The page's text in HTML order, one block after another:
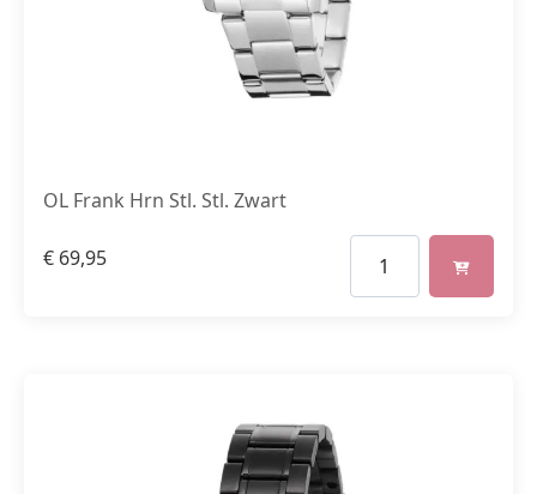
OL Frank Hrn Stl. Stl. Zwart
€ 69,95